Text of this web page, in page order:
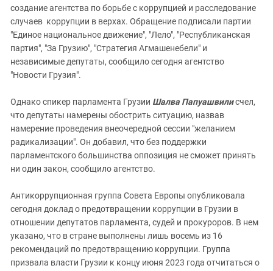
создание агентства по борьбе с коррупцией и расследование
случаев коррупции в верхах. Обращение подписали партии
"Единое национальное движение", "Лело", "Республиканская
партия", "За Грузию", "Стратегия Агмашенебели" и
независимые депутаты, сообщило сегодня агентство
"Новости Грузия".
Однако спикер парламента Грузии Шалва Папуашвилисчел,
что депутаты намерены обострить ситуацию, назвав
намерение проведения внеочередной сессии "желанием
радикализации". Он добавил, что без поддержки
парламентского большинства оппозиция не сможет принять
ни один закон, сообщило агентство.
Антикоррупционная группа Совета Европы опубликовала
сегодня доклад о предотвращении коррупции в Грузии в
отношении депутатов парламента, судей и прокуроров. В нем
указано, что в стране выполнены лишь восемь из 16
рекомендаций по предотвращению коррупции. Группа
призвала власти Грузии к концу июня 2023 года отчитаться о